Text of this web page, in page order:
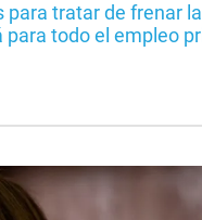
para tratar de frenar
todo el empleo